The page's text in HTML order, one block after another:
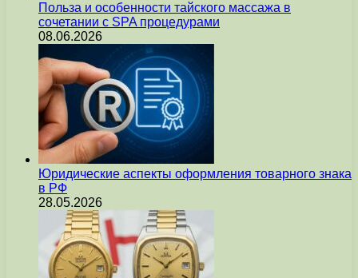
Польза и особенности тайского массажа в
сочетании с SPA процедурами
08.06.2026
Юридические аспекты оформления товарного знака
в РФ
28.05.2026